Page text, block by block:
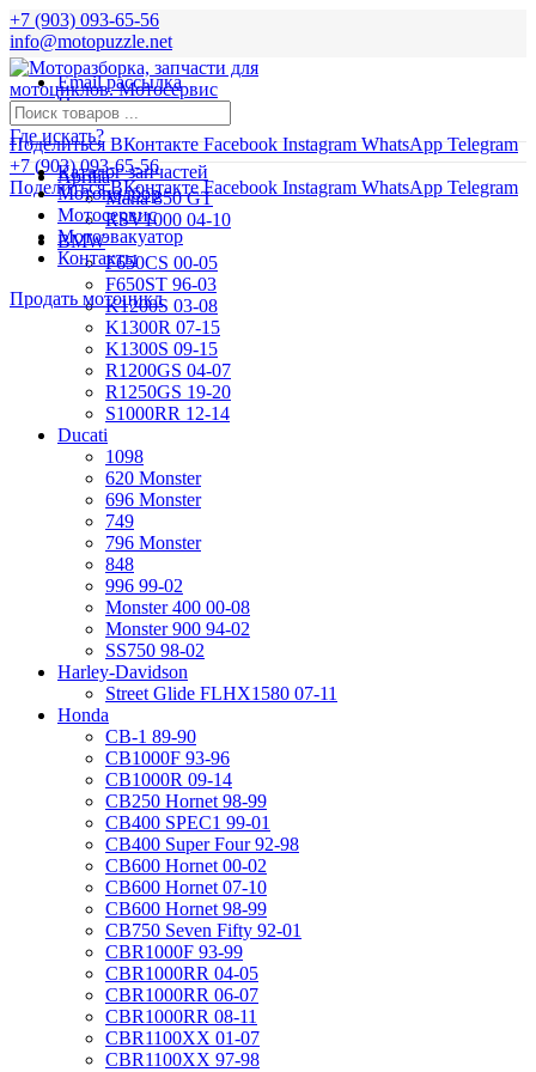
+7 (903) 093-65-56
info@motopuzzle.net
Email рассылка
Новости
Поделиться ВКонтакте Facebook Instagram WhatsApp Telegram
+7 (903) 093-65-56
Поделиться ВКонтакте Facebook Instagram WhatsApp Telegram
Где искать?
Aprilia
Mana 850 GT
RSV1000 04-10
BMW
F650CS 00-05
F650ST 96-03
K1200S 03-08
K1300R 07-15
K1300S 09-15
R1200GS 04-07
R1250GS 19-20
S1000RR 12-14
Ducati
1098
620 Monster
696 Monster
749
796 Monster
848
996 99-02
Monster 400 00-08
Monster 900 94-02
SS750 98-02
Harley-Davidson
Street Glide FLHX1580 07-11
Honda
CB-1 89-90
CB1000F 93-96
CB1000R 09-14
CB250 Hornet 98-99
CB400 SPEC1 99-01
CB400 Super Four 92-98
CB600 Hornet 00-02
CB600 Hornet 07-10
CB600 Hornet 98-99
CB750 Seven Fifty 92-01
CBR1000F 93-99
CBR1000RR 04-05
CBR1000RR 06-07
CBR1000RR 08-11
CBR1100XX 01-07
CBR1100XX 97-98
Каталог запчастей
Мотоподбор
Мотосервис
Мотоэвакуатор
Контакты
Продать мотоцикл